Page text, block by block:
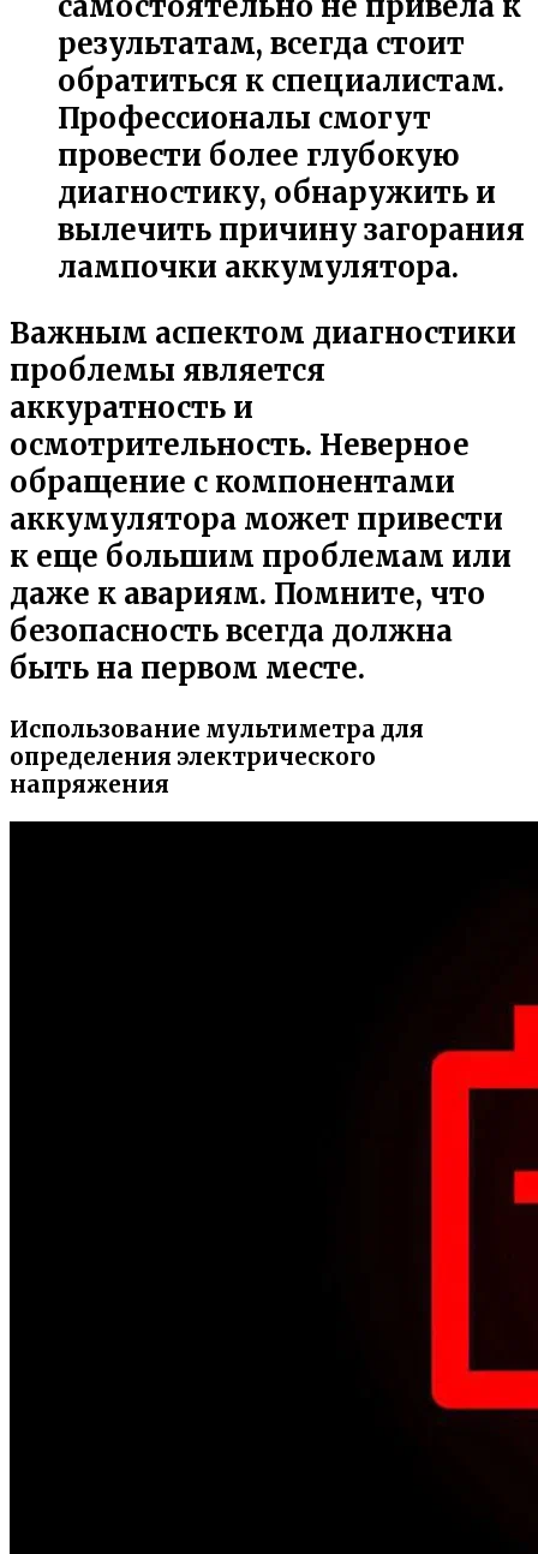
результатам, всегда стоит
обратиться к специалистам.
Профессионалы смогут
провести более глубокую
диагностику, обнаружить и
вылечить причину загорания
лампочки аккумулятора.
Важным аспектом диагностики
проблемы является
аккуратность и
осмотрительность. Неверное
обращение с компонентами
аккумулятора может привести
к еще большим проблемам или
даже к авариям. Помните, что
безопасность всегда должна
быть на первом месте.
Использование мультиметра для
определения электрического
напряжения